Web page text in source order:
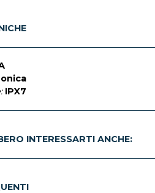
IPX7
INTERESSARTI ANCHE: